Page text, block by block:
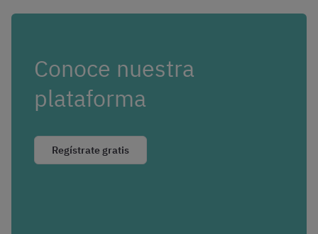
Conoce nuestra
plataforma
Regístrate gratis